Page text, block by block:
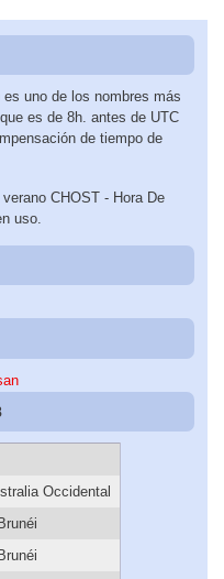
uno de los nombres más
es de 8h. antes de UTC
de tiempo de
CHOST - Hora De
uso.
Occidental